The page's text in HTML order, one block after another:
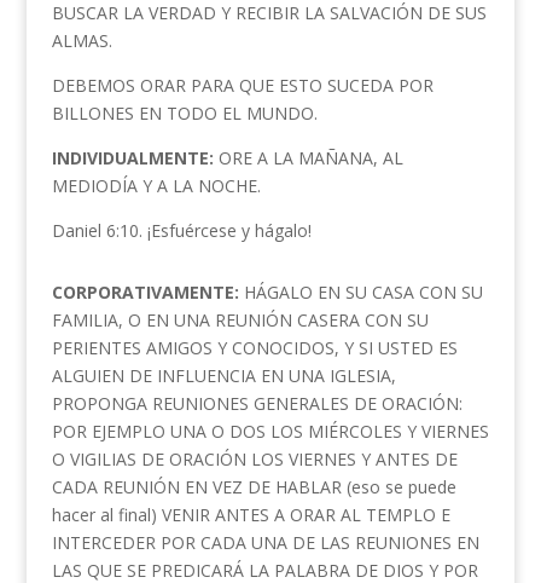
BUSCAR LA VERDAD Y RECIBIR LA SALVACIÓN DE SUS
ALMAS.
DEBEMOS ORAR PARA QUE ESTO SUCEDA POR
BILLONES EN TODO EL MUNDO.
INDIVIDUALMENTE: ORE A LA MAÑANA, AL
MEDIODÍA Y A LA NOCHE.
Daniel 6:10. ¡Esfuércese y hágalo!
CORPORATIVAMENTE: HÁGALO EN SU CASA CON SU
FAMILIA, O EN UNA REUNIÓN CASERA CON SU
PERIENTES AMIGOS Y CONOCIDOS, Y SI USTED ES
ALGUIEN DE INFLUENCIA EN UNA IGLESIA,
PROPONGA REUNIONES GENERALES DE ORACIÓN:
POR EJEMPLO UNA O DOS LOS MIÉRCOLES Y VIERNES
O VIGILIAS DE ORACIÓN LOS VIERNES Y ANTES DE
CADA REUNIÓN EN VEZ DE HABLAR (eso se puede
hacer al final) VENIR ANTES A ORAR AL TEMPLO E
INTERCEDER POR CADA UNA DE LAS REUNIONES EN
LAS QUE SE PREDICARÁ LA PALABRA DE DIOS Y POR